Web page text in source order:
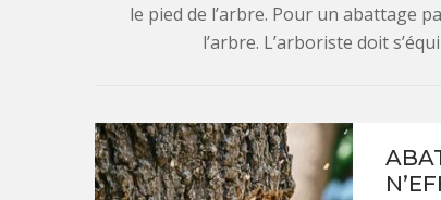
le pied de l’arbre. Pour un abattage
l’arbre. L’arboriste doit